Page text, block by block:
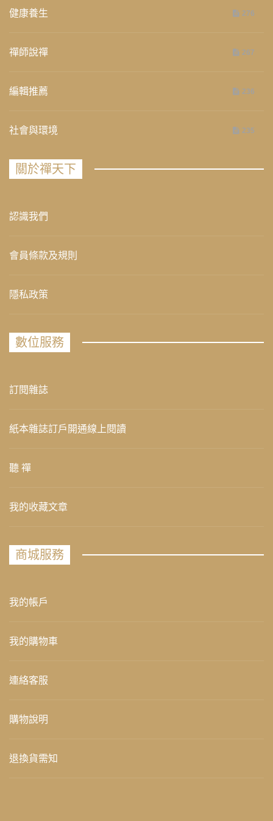
健康養生 276
禪師說禪 267
編輯推薦 236
社會與環境 235
關於禪天下
認識我們
會員條款及規則
隱私政策
數位服務
訂閱雜誌
紙本雜誌訂戶開通線上閱讀
聽 禪
我的收藏文章
商城服務
我的帳戶
我的購物車
連絡客服
購物說明
退換貨需知